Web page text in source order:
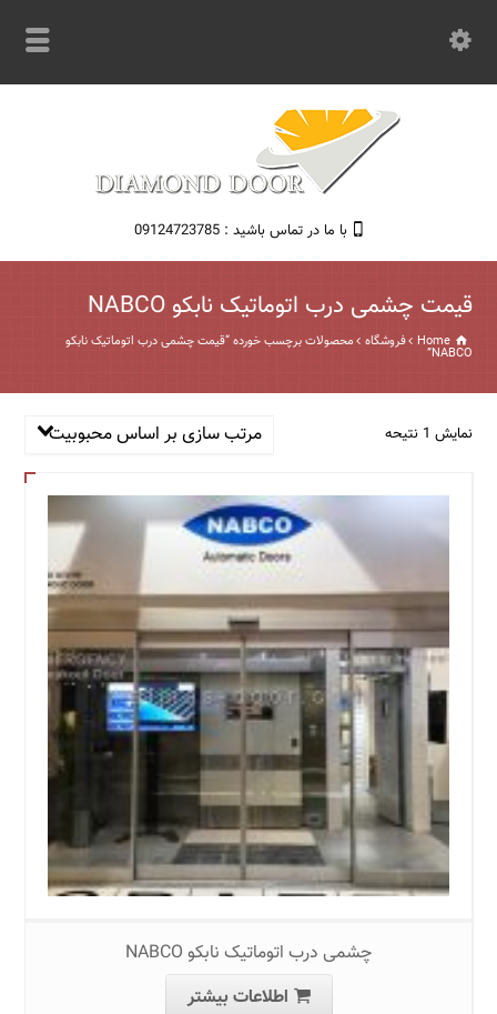
با ما در تماس باشید : 09124723785
قیمت چشمی درب اتوماتیک نابکو NABCO
Home فروشگاه محصولات برچسب خورده “قیمت چشمی درب اتوماتیک نابکو
NABCO”
نمایش 1 نتیحه مرتب سازی بر اساس محبوبیت
چشمی درب اتوماتیک نابکو NABCO
اطلاعات بیشتر